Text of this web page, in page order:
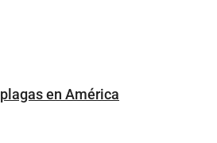
en América